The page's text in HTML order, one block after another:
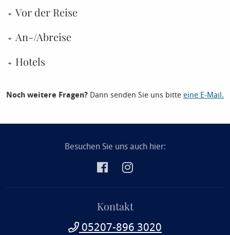
Vor der Reise
An-/Abreise
Hotels
Noch weitere Fragen? Dann senden Sie uns bitte eine E-Mail.
Besuchen Sie uns auch hier:
Kontakt
05207-896 3020